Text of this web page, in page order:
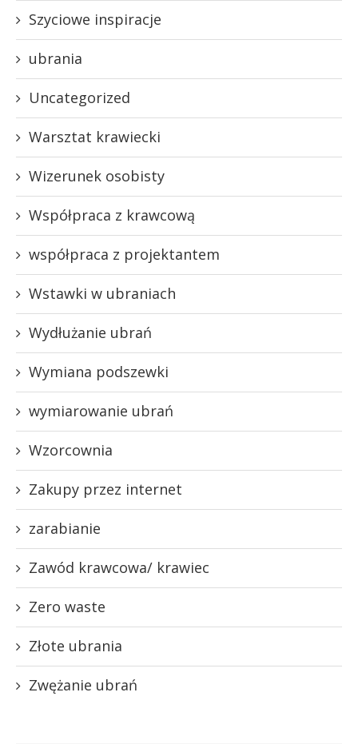
Szyciowe inspiracje
ubrania
Uncategorized
Warsztat krawiecki
Wizerunek osobisty
Współpraca z krawcową
współpraca z projektantem
Wstawki w ubraniach
Wydłużanie ubrań
Wymiana podszewki
wymiarowanie ubrań
Wzorcownia
Zakupy przez internet
zarabianie
Zawód krawcowa/ krawiec
Zero waste
Złote ubrania
Zwężanie ubrań